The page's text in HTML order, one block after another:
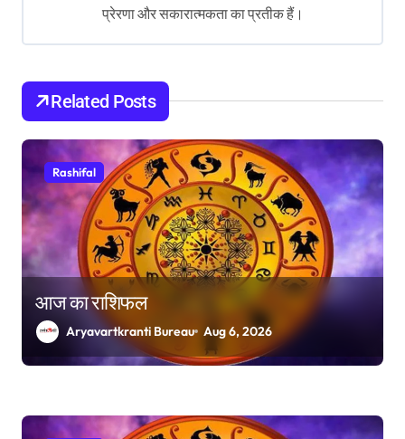
o
n
प्रेरणा और सकारात्मकता का प्रतीक हैं।
Related Posts
Rashifal
आज का राशिफल
Aryavartkranti Bureau Aug 6, 2026